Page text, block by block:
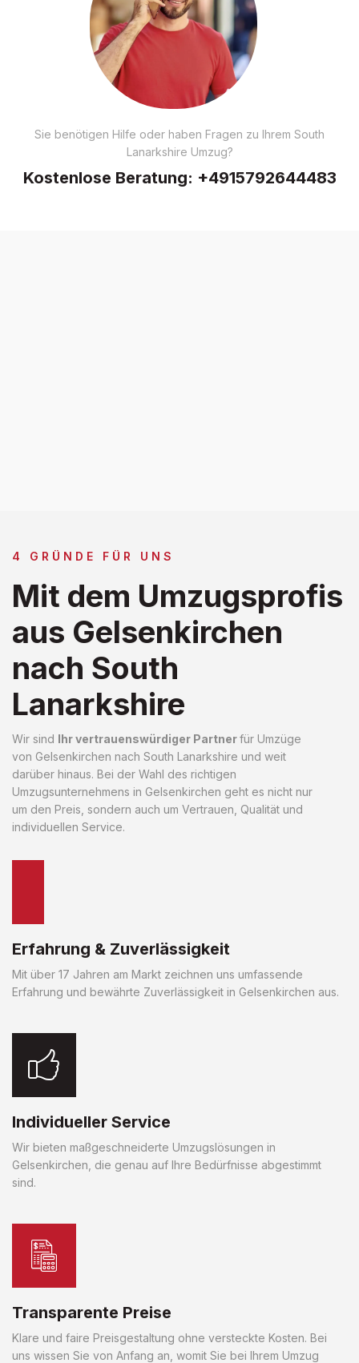
Sie benötigen Hilfe oder haben Fragen zu Ihrem South
Lanarkshire Umzug?
Kostenlose Beratung: +4915792644483
4 GRÜNDE FÜR UNS
Mit dem Umzugsprofis
aus Gelsenkirchen
nach South
Lanarkshire
Wir sind Ihr vertrauenswürdiger Partnerfür Umzüge
von Gelsenkirchen nach South Lanarkshire und weit
darüber hinaus. Bei der Wahl des richtigen
Umzugsunternehmens in Gelsenkirchen geht es nicht nur
um den Preis, sondern auch um Vertrauen, Qualität und
individuellen Service.
Erfahrung & Zuverlässigkeit
Mit über 17 Jahren am Markt zeichnen uns umfassende
Erfahrung und bewährte Zuverlässigkeit in Gelsenkirchen aus.
Individueller Service
Wir bieten maßgeschneiderte Umzugslösungen in
Gelsenkirchen, die genau auf Ihre Bedürfnisse abgestimmt
sind.
Transparente Preise
Klare und faire Preisgestaltung ohne versteckte Kosten. Bei
uns wissen Sie von Anfang an, womit Sie bei Ihrem Umzug